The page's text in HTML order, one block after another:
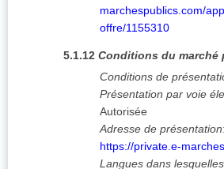
marchespublics.com/
offre/1155310
5.1.12 Conditions du marché
Conditions de
Présentation par voie
Autorisée
Adresse de présentation:
https://private.e-
Langues dans